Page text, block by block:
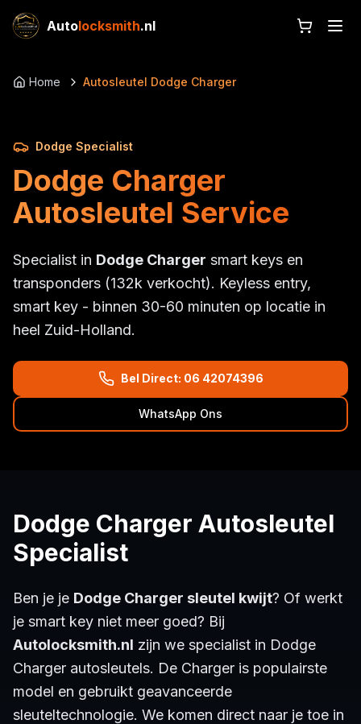
Autolocksmith.nl
Home Autosleutel Dodge Charger
Dodge Specialist
Dodge Charger
Autosleutel Service
Specialist in Dodge Charger smart keys en
transponders (132k verkocht). Keyless entry,
smart key - binnen 30-60 minuten op locatie in
heel Zuid-Holland.
Bel Direct: 06 42074396
WhatsApp Ons
Dodge Charger Autosleutel
Specialist
Ben je je Dodge Charger sleutel kwijt? Of werkt
je smart key niet meer goed? Bij
Autolocksmith.nl zijn we specialist in Dodge
Charger autosleutels. De Charger is populairste
model en gebruikt geavanceerde
sleuteltechnologie. We komen direct naar je toe in